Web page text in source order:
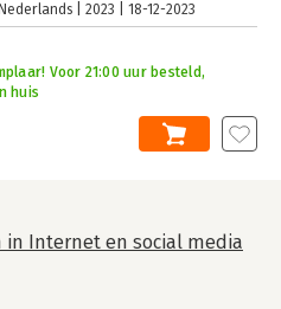
Nederlands 2023 18-12-2023
Voor 21:00 uur besteld,
huis
in Internet en social media